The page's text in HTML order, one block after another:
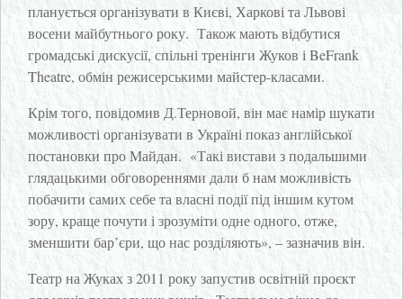
планується організувати в Києві, Харкові та Львові
восени майбутнього року. Також мають відбутися
громадські дискусії, спільні тренінги Жуков і BeFrank
Theatre, обмін режисерськими майстер-класами.
Крім того, повідомив Д.Терновой, він має намір шукати
можливості організувати в Україні показ англійської
постановки про Майдан. «Такі вистави з подальшими
глядацькими обговореннями дали б нам можливість
побачити самих себе та власні події під іншим кутом
зору, краще почути і зрозуміти одне одного, отже,
зменшити бар’єри, що нас розділяють», – зазначив він.
Театр на Жуках з 2011 року запустив освітній проєкт